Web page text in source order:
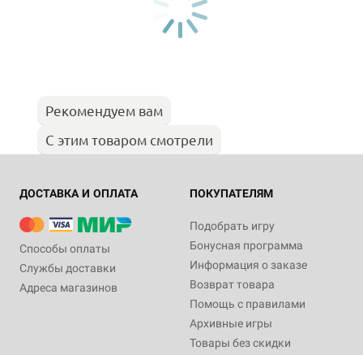
Рекомендуем вам
С этим товаром смотрели
ДОСТАВКА И ОПЛАТА
Способы оплаты
Службы доставки
Адреса магазинов
ПОКУПАТЕЛЯМ
Подобрать игру
Бонусная программа
Информация о заказе
Возврат товара
Помощь с правилами
Архивные игры
Товары без скидки